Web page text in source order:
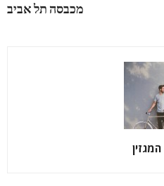
מכבסה תל אביב
המגזין